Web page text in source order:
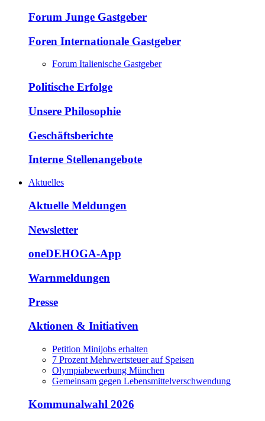
Forum Junge Gastgeber
Foren Internationale Gastgeber
Forum Italienische Gastgeber
Politische Erfolge
Unsere Philosophie
Geschäftsberichte
Interne Stellenangebote
Aktuelles
Aktuelle Meldungen
Newsletter
oneDEHOGA-App
Warnmeldungen
Presse
Aktionen & Initiativen
Petition Minijobs erhalten
7 Prozent Mehrwertsteuer auf Speisen
Olympiabewerbung München
Gemeinsam gegen Lebensmittelverschwendung
Kommunalwahl 2026